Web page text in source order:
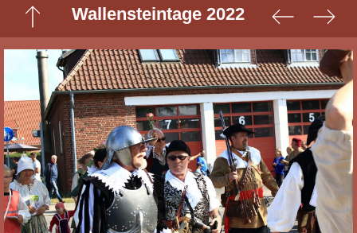
Wallensteintage 2022